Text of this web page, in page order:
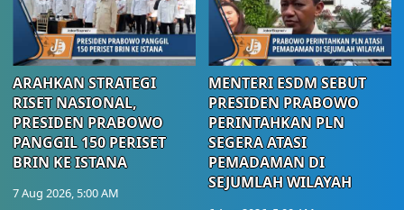
ARAHKAN STRATEGI
RISET NASIONAL,
PRESIDEN PRABOWO
PANGGIL 150 PERISET
BRIN KE ISTANA
7 Aug 2026, 5:00 AM
MENTERI ESDM SEBUT
PRESIDEN PRABOWO
PERINTAHKAN PLN
SEGERA ATASI
PEMADAMAN DI
SEJUMLAH WILAYAH